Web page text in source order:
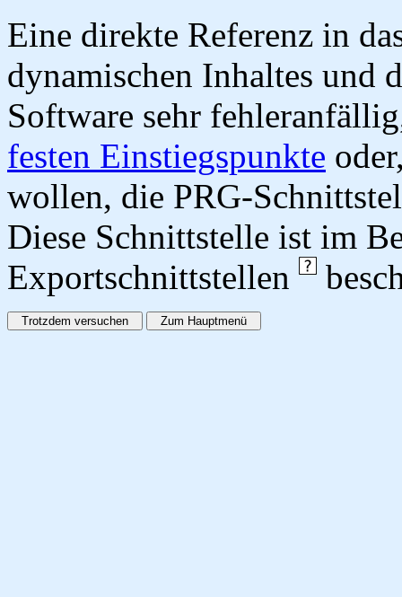
Eine direkte Referenz in
dynamischen Inhaltes und
Software sehr
festen Einstiegspunkte
wollen, die PRG-
Diese Schnittstelle ist im
Exportschnittstellen